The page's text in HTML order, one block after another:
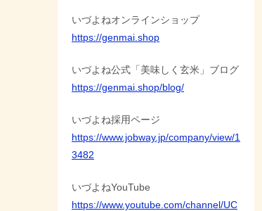
いづよねオンラインショップ
https://genmai.shop
いづよね公式「美味しく玄米」ブログ
https://genmai.shop/blog/
いづよね採用ページ
https://www.jobway.jp/company/view/1
3482
いづよねYouTube
https://www.youtube.com/channel/UC